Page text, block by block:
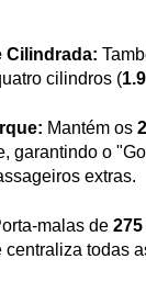
Cilindrada:
cilindros (
Mantém os
garantindo o
extras.
malas de
centraliza todas